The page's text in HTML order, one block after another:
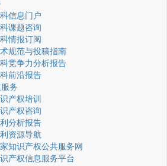
信息门户
课题咨询
情报订阅
规范与投稿指南
竞争力分析报告
前沿报告
务
产权培训
产权咨询
分析报告
资源导航
知识产权公共服务网
产权信息服务平台